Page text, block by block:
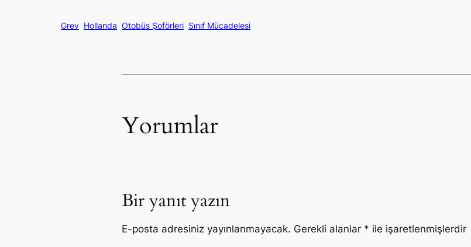
Grev Hollanda Otobüs Şoförleri Sınıf Mücadelesi
Yorumlar
Bir yanıt yazın
E-posta adresiniz yayınlanmayacak. Gerekli alanlar * ile işaretlenmişlerdir